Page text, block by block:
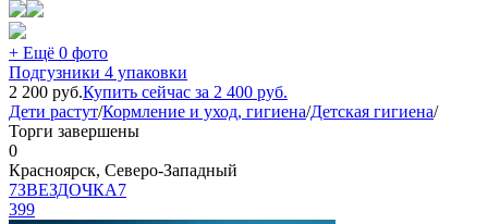
+ Ещё 0 фото
Подгузники 4 упаковки
2 200 руб.Купить сейчас за 2 400 руб.
Дети растут/Кормление и уход, гигиена/Детская гигиена/
Торги завершены
0
Красноярск, Северо-Западный
7ЗВЕЗДОЧКА7
399